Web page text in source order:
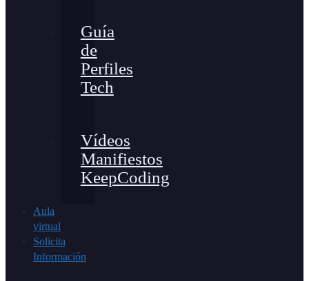
Guía
de
Perfiles
Tech
Vídeos
Manifiestos
KeepCoding
Aula
virtual
Solicita
Información